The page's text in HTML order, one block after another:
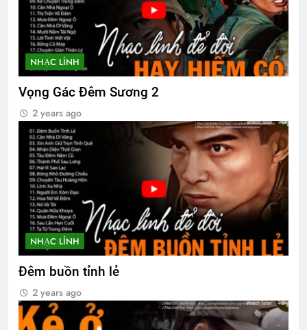
2 Years Ago
CÔ GÁI ĐỒNG TRINH
3 Years Ago
NHẠC LÍNH
Vọng Gác Đêm Sương 2
2 years ago
NHẠC LÍNH
Đêm buồn tỉnh lẻ
2 years ago